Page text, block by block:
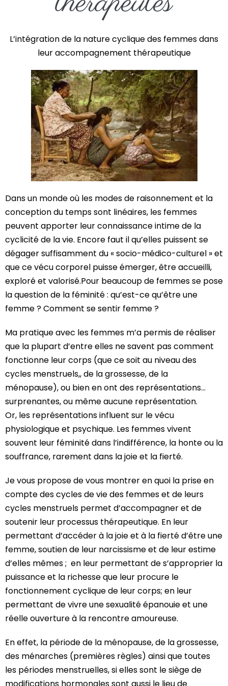
L’intégration de la nature cyclique des femmes dans
leur accompagnement thérapeutique
Dans un monde où les modes de raisonnement et la
conception du temps sont linéaires, les femmes
peuvent apporter leur connaissance intime de la
cyclicité de la vie. Encore faut il qu’elles puissent se
dégager suffisamment du « socio-médico-culturel » et
que ce vécu corporel puisse émerger, être accueilli,
exploré et valorisé.Pour beaucoup de femmes se pose
la question de la féminité : qu’est-ce qu’être une
femme ? Comment se sentir femme ?
Ma pratique avec les femmes m’a permis de réaliser
que la plupart d’entre elles ne savent pas comment
fonctionne leur corps (que ce soit au niveau des
cycles menstruels,, de la grossesse, de la
ménopause), ou bien en ont des représentations…
surprenantes, ou même aucune représentation.
Or, les représentations influent sur le vécu
physiologique et psychique. Les femmes vivent
souvent leur féminité dans l’indifférence, la honte ou la
souffrance, rarement dans la joie et la fierté.
Je vous propose de vous montrer en quoi la prise en
compte des cycles de vie des femmes et de leurs
cycles menstruels permet d’accompagner et de
soutenir leur processus thérapeutique. En leur
permettant d’accéder à la joie et à la fierté d’être une
femme, soutien de leur narcissisme et de leur estime
d’elles mêmes ; en leur permettant de s’approprier la
puissance et la richesse que leur procure le
fonctionnement cyclique de leur corps; en leur
permettant de vivre une sexualité épanouie et une
réelle ouverture à la rencontre amoureuse.
En effet, la période de la ménopause, de la grossesse,
des ménarches (premières règles) ainsi que toutes
les périodes menstruelles, si elles sont le siège de
modifications hormonales sont aussi le lieu de